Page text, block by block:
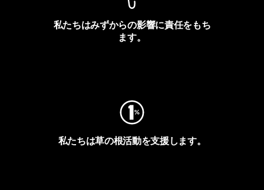
私たちはみずからの影響に責任をもち
ます。
私たちは草の根活動を支援します。